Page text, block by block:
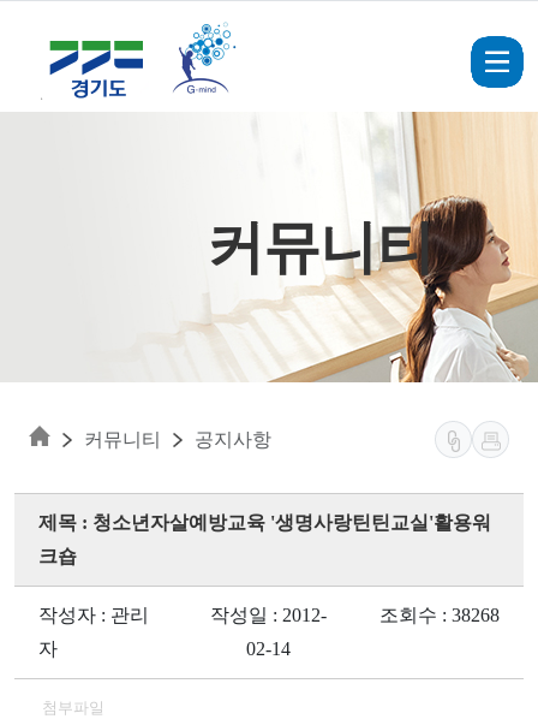
커뮤니티
커뮤니티 공지사항
제목 : 청소년자살예방교육 '생명사랑틴틴교실'활용워
크숍
작성자 : 관리
자
작성일 : 2012-
02-14
조회수 : 38268
첨부파일